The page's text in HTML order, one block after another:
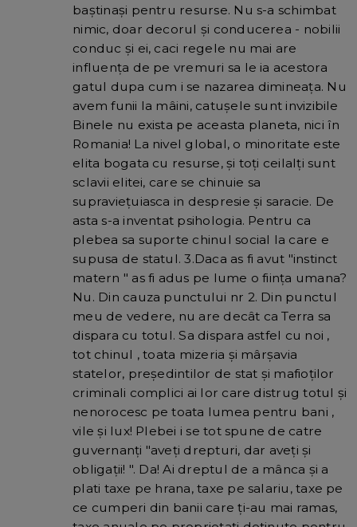
baştinaşi pentru resurse. Nu s-a schimbat
nimic, doar decorul şi conducerea - nobilii
conduc şi ei, caci regele nu mai are
influenţa de pe vremuri sa le ia acestora
gatul dupa cum i se nazarea dimineaţa. Nu
avem funii la mâini, catuşele sunt invizibile
Binele nu exista pe aceasta planeta, nici în
Romania! La nivel global, o minoritate este
elita bogata cu resurse, şi toţi ceilalţi sunt
sclavii elitei, care se chinuie sa
supravieţuiasca in despresie şi saracie. De
asta s-a inventat psihologia. Pentru ca
plebea sa suporte chinul social la care e
supusa de statul. 3.Daca as fi avut "instinct
matern " as fi adus pe lume o fiinţa umana?
Nu. Din cauza punctului nr 2. Din punctul
meu de vedere, nu are decât ca Terra sa
dispara cu totul. Sa dispara astfel cu noi ,
tot chinul , toata mizeria şi mârşavia
statelor, preşedintilor de stat şi mafioţilor
criminali complici ai lor care distrug totul şi
nenorocesc pe toata lumea pentru bani ,
vile şi lux! Plebei i se tot spune de catre
guvernanţi "aveţi drepturi, dar aveţi şi
obligaţii! ". Da! Ai dreptul de a mânca şi a
plati taxe pe hrana, taxe pe salariu, taxe pe
ce cumperi din banii care ţi-au mai ramas,